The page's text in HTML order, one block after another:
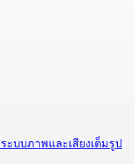
ะบบภาพและเสียงเต็มรูป